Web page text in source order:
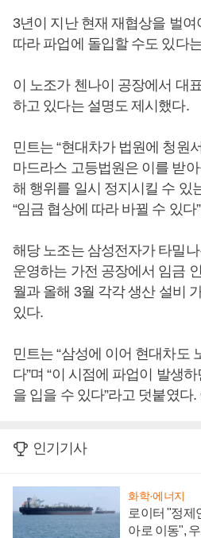
3년이 지난 현재 재협상을 벌여
따라 파업에 돌입할 수도 있다
이 노조가 첸나이 공장에서 대
하고 있다는 설명도 제시했다.
민트는 “현대차가 법원에 청원
마드라스 고등법원은 이를 받
해 행위를 일시 정지시킬 수 있
“임금 협상에 따라 바뀔 수 있다
해당 노조는 삼성전자가 타밀
운영하는 가전 공장에서 임금
월과 올해 3월 각각 생산 설비
있다.
민트는 “삼성에 이어 현대차도
다”며 “이 시점에 파업이 발생
을 입을 수 있다”라고 덧붙였다
인기기사
화학·에너지
로이터 "정제
아로 이동",